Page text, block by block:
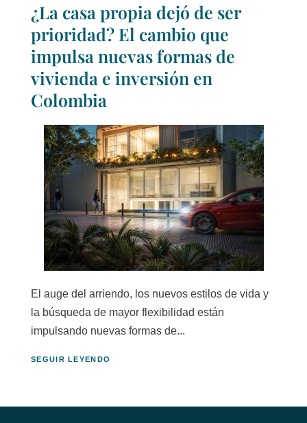
¿La casa propia dejó de ser
prioridad? El cambio que
impulsa nuevas formas de
vivienda e inversión en
Colombia
El auge del arriendo, los nuevos estilos de vida y
la búsqueda de mayor flexibilidad están
impulsando nuevas formas de...
SEGUIR LEYENDO